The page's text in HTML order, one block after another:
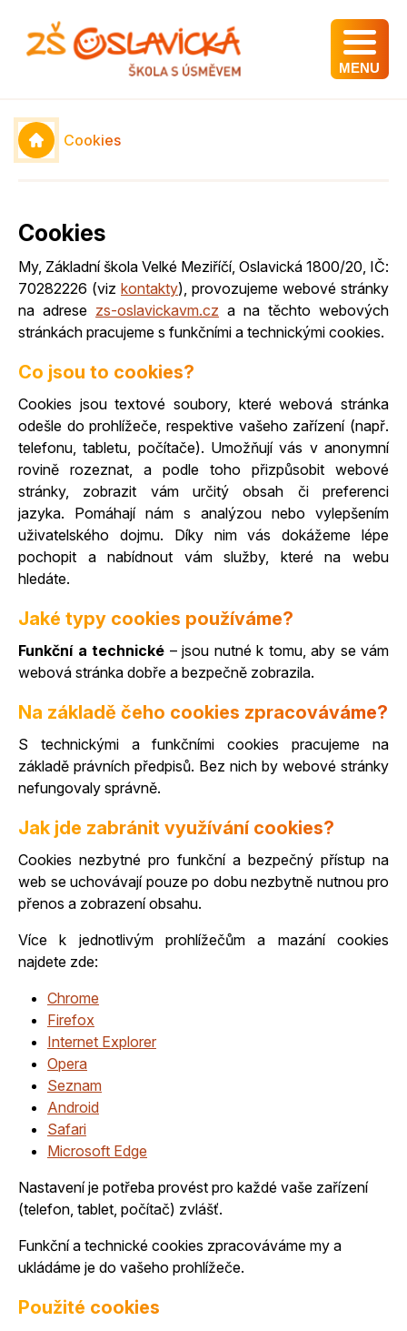
MENU
Cookies
Cookies
My, Základní škola Velké Meziříčí, Oslavická 1800/20, IČ:
70282226 (viz kontakty), provozujeme webové stránky
na adrese zs-oslavickavm.cz a na těchto webových
stránkách pracujeme s funkčními a technickými cookies.
Co jsou to cookies?
Cookies jsou textové soubory, které webová stránka
odešle do prohlížeče, respektive vašeho zařízení (např.
telefonu, tabletu, počítače). Umožňují vás v anonymní
rovině rozeznat, a podle toho přizpůsobit webové
stránky, zobrazit vám určitý obsah či preferenci
jazyka. Pomáhají nám s analýzou nebo vylepšením
uživatelského dojmu. Díky nim vás dokážeme lépe
pochopit a nabídnout vám služby, které na webu
hledáte.
Jaké typy cookies používáme?
Funkční a technické – jsou nutné k tomu, aby se vám
webová stránka dobře a bezpečně zobrazila.
Na základě čeho cookies zpracováváme?
S technickými a funkčními cookies pracujeme na
základě právních předpisů. Bez nich by webové stránky
nefungovaly správně.
Jak jde zabránit využívání cookies?
Cookies nezbytné pro funkční a bezpečný přístup na
web se uchovávají pouze po dobu nezbytně nutnou pro
přenos a zobrazení obsahu.
Více k jednotlivým prohlížečům a mazání cookies
najdete zde:
Chrome
Firefox
Internet Explorer
Opera
Seznam
Android
Safari
Microsoft Edge
Nastavení je potřeba provést pro každé vaše zařízení
(telefon, tablet, počítač) zvlášť.
Funkční a technické cookies zpracováváme my a
ukládáme je do vašeho prohlížeče.
Použité cookies